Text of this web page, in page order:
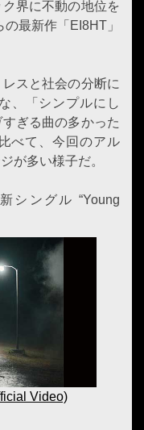
界に不動の地位を
最新作「EI8HT」
スと社会の分断に
、「シンプルにし
ぎる曲の多かった
べて、今回のアル
が多い様子だ。
シングル “Young
Video)